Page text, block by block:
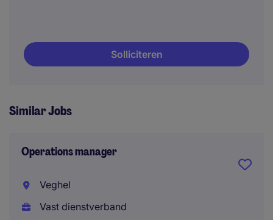
Solliciteren
Similar Jobs
Operations manager
Veghel
Vast dienstverband